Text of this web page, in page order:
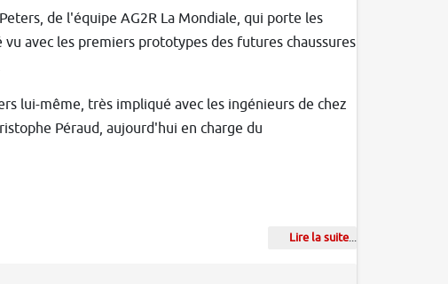
de l'équipe AG2R La Mondiale, qui porte les
avec les premiers prototypes des futures chaussures
lui-même, très impliqué avec les ingénieurs de chez
Péraud, aujourd'hui en charge du
Lire la suite...